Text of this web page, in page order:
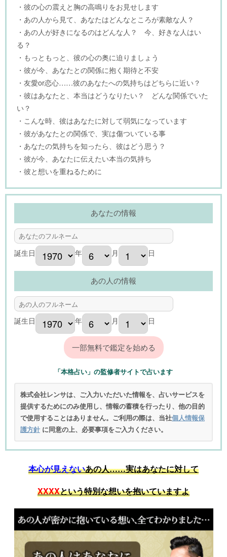
・彼の心の震えと胸の高鳴りをお見せします
・あの人から見て、あなたはどんなところが素敵な人？
・あの人が好きになるのはどんな人？ 今、好きな人はい
る？
・もっともっと、彼の心の奥に迫りましょう
・彼が今、あなたとの関係に抱く期待と不安
・友愛or恋心……彼のあなたへの気持ちはどちらに近い？
・彼はあなたと、本当はどうなりたい？ どんな関係でいた
い？
・こんな時、彼はあなたに対して弱気になっています
・彼があなたとの関係で、実は傷ついている事
・あなたの気持ちを知ったら、彼はどう思う？
・彼が今、あなたに伝えたい本当の気持ち
・彼と想いを重ねるために
あなたの情報
誕生日 年 月 日
あの人の情報
誕生日 年 月 日
「本格占い」の監修者サイトで占います
株式会社レンサは、ご入力いただいた情報を、占いサービスを
提供するためにのみ使用し、情報の蓄積を行ったり、他の目的
で使用することはありません。ご利用の際は、当社個人情報保
護方針 に同意の上、必要事項をご入力ください。
本心が見えないあの人……実はあなたに対して
XXXXという特別な想いを抱いていますよ